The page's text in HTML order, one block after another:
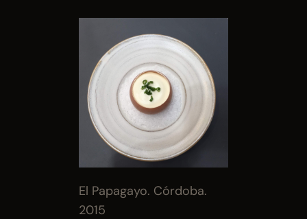
El Papagayo. Córdoba.
2015